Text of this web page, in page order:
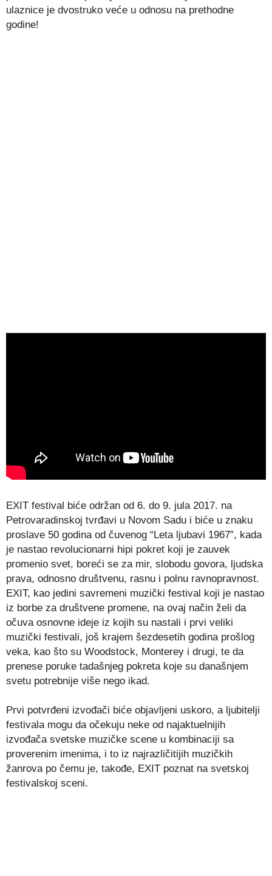
ulaznice je dvostruko veće u odnosu na prethodne
godine!
EXIT festival biće održan od 6. do 9. jula 2017. na
Petrovaradinskoj tvrđavi u Novom Sadu i biće u znaku
proslave 50 godina od čuvenog “Leta ljubavi 1967”, kada
je nastao revolucionarni hipi pokret koji je zauvek
promenio svet, boreći se za mir, slobodu govora, ljudska
prava, odnosno društvenu, rasnu i polnu ravnopravnost.
EXIT, kao jedini savremeni muzički festival koji je nastao
iz borbe za društvene promene, na ovaj način želi da
očuva osnovne ideje iz kojih su nastali i prvi veliki
muzički festivali, još krajem šezdesetih godina prošlog
veka, kao što su Woodstock, Monterey i drugi, te da
prenese poruke tadašnjeg pokreta koje su današnjem
svetu potrebnije više nego ikad.
Prvi potvrđeni izvođači biće objavljeni uskoro, a ljubitelji
festivala mogu da očekuju neke od najaktuelnijih
izvođača svetske muzičke scene u kombinaciji sa
proverenim imenima, i to iz najrazličitijih muzičkih
žanrova po čemu je, takođe, EXIT poznat na svetskoj
festivalskoj sceni.